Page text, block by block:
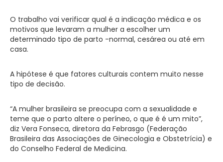
O trabalho vai verificar qual é a indicação médica e os
motivos que levaram a mulher a escolher um
determinado tipo de parto -normal, cesárea ou até em
casa.
A hipótese é que fatores culturais contem muito nesse
tipo de decisão.
“A mulher brasileira se preocupa com a sexualidade e
teme que o parto altere o períneo, o que é é um mito”,
diz Vera Fonseca, diretora da Febrasgo (Federação
Brasileira das Associações de Ginecologia e Obstetrícia) e
do Conselho Federal de Medicina.